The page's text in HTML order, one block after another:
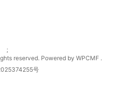
;
reserved. Powered by WPCMF .
号